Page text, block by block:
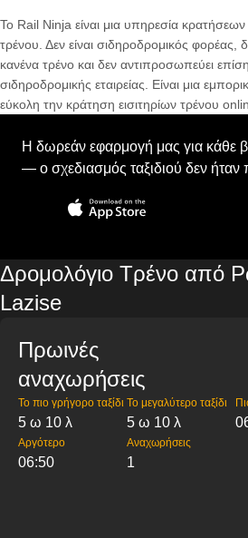
Το Rail Ninja είναι μια υπηρεσία
τρένου. Δεν είναι σιδηροδρομικός φορέας,
κανένα τρένο και δεν αντιπροσωπεύει
σιδηροδρομικής εταιρείας. Είναι μια
εύκολη την κράτηση εισιτηρίων τρένου
Η δωρεάν εφαρμογή μας για κάθε
— ο σχεδιασμός ταξιδιού δεν ήταν
Δρομολόγιο Τρένο από
Lazise
Πρωινές
αναχωρήσεις
Το πιο γρήγορο ταξίδι
5 ω 10 λ
Το μεγαλύτερο ταξίδι
5 ω 10 λ
Αργότερο
06:50
Αναχωρήσεις
1